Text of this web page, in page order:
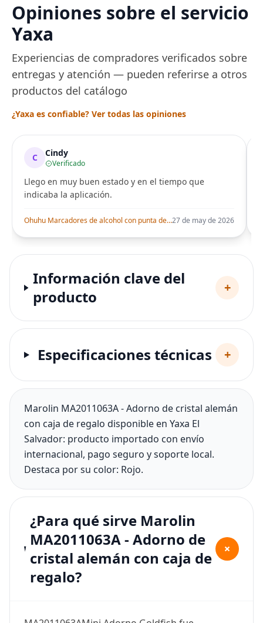
Opiniones sobre el servicio
Yaxa
Experiencias de compradores verificados sobre
entregas y atención — pueden referirse a otros
productos del catálogo
¿Yaxa es confiable? Ver todas las opiniones
C Cindy
Verificado
Llego en muy buen estado y en el tiempo que
indicaba la aplicación.
Ohuhu Marcadores de alcohol con punta de pincel – Juego de marcadores artísticos de doble punta con certificación AP para artistas adultos27 de may de 2026
Información clave del
producto
+
Especificaciones técnicas +
Marolin MA2011063A - Adorno de cristal alemán
con caja de regalo disponible en Yaxa El
Salvador: producto importado con envío
internacional, pago seguro y soporte local.
Destaca por su color: Rojo.
¿Para qué sirve Marolin
MA2011063A - Adorno de
cristal alemán con caja de
regalo?
+